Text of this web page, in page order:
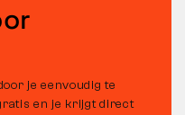
je eenvoudig te
en je krijgt direct